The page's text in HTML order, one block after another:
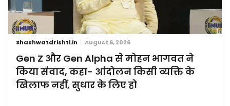
Shashwatdrishti.in August 6, 2026
Gen Z और Gen Alpha से मोहन भागवत ने
किया संवाद, कहा- आंदोलन किसी व्यक्ति के
खिलाफ नहीं, सुधार के लिए हो